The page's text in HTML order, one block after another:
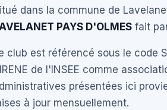
dans la commune de
PAYS D'OLMES fait
club est référencé sous le code
de l'INSEE comme
présentées ici
à jour mensuellement.